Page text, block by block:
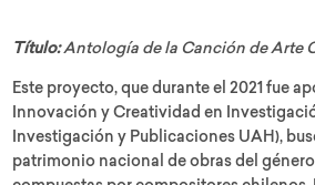
Título:Antología de la Canción de Arte
Este proyecto, que durante el 2021 fue
Innovación y Creatividad en
Investigación y Publicaciones UAH),
patrimonio nacional de obras del